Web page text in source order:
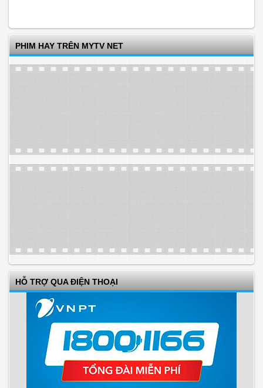
PHIM HAY TRÊN MYTV NET
HỖ TRỢ QUA ĐIỆN THOẠI